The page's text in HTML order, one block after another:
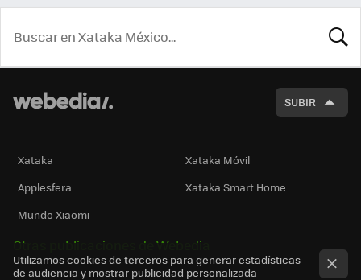
SUBIR
Xataka
Xataka Móvil
Applesfera
Xataka Smart Home
Mundo Xiaomi
Otras publicaciones de Webedia
Utilizamos cookies de terceros para generar estadísticas
de audiencia y mostrar publicidad personalizada